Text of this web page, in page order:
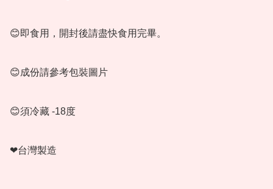
😊即食用，開封後請盡快食用完畢。
😊成份請參考包裝圖片
😊須冷藏 -18度
❤台灣製造